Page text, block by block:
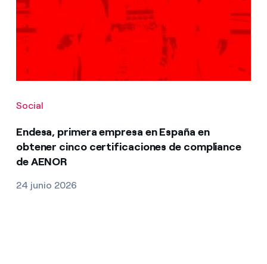
Social
Endesa, primera empresa en España en
obtener cinco certificaciones de compliance
de AENOR
24 junio 2026